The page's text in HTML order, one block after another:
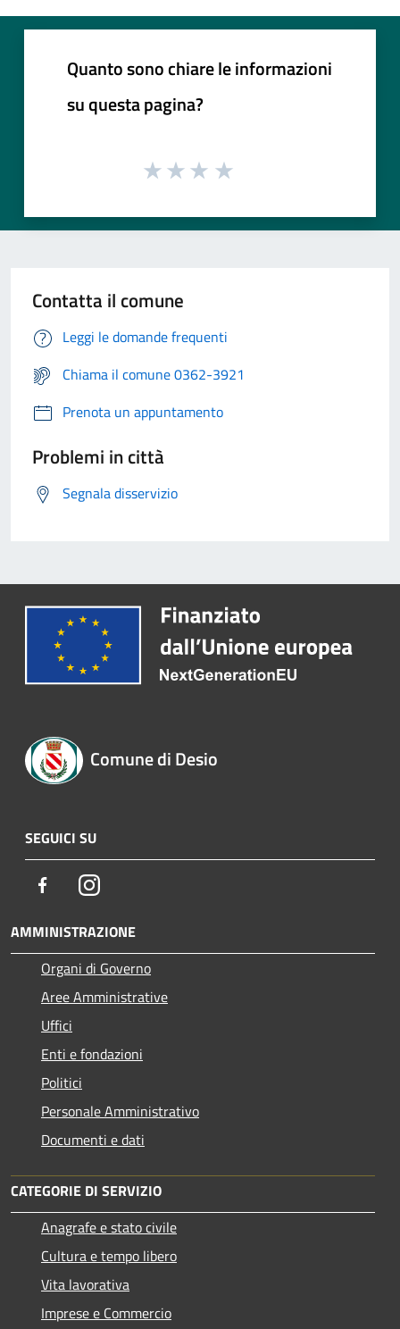
Quanto sono chiare le informazioni
su questa pagina?
Contatta il comune
Leggi le domande frequenti
Chiama il comune 0362-3921
Prenota un appuntamento
Problemi in città
Segnala disservizio
Comune di Desio
SEGUICI SU
FacebookInstagram
AMMINISTRAZIONE
Organi di Governo
Aree Amministrative
Uffici
Enti e fondazioni
Politici
Personale Amministrativo
Documenti e dati
CATEGORIE DI SERVIZIO
Anagrafe e stato civile
Cultura e tempo libero
Vita lavorativa
Imprese e Commercio